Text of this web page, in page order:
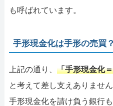
も呼ばれています。
手形現金化は手形の売買
上記の通り、 「手形現金化
と考えて差し支えありません
手形現金化を請け負う銀行